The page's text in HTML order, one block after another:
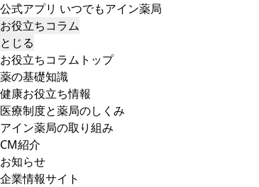
公式アプリ いつでもアイン薬局
お役立ちコラム
とじる
お役立ちコラムトップ
薬の基礎知識
健康お役立ち情報
医療制度と薬局のしくみ
アイン薬局の取り組み
CM紹介
お知らせ
企業情報サイト